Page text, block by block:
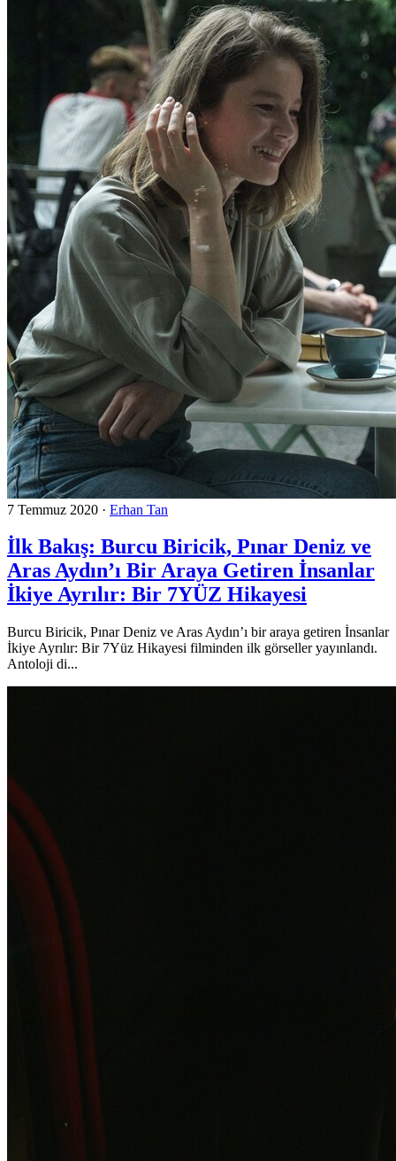
7 Temmuz 2020 · Erhan Tan
İlk Bakış: Burcu Biricik, Pınar Deniz ve
Aras Aydın’ı Bir Araya Getiren İnsanlar
İkiye Ayrılır: Bir 7YÜZ Hikayesi
Burcu Biricik, Pınar Deniz ve Aras Aydın’ı bir araya getiren İnsanlar
İkiye Ayrılır: Bir 7Yüz Hikayesi filminden ilk görseller yayınlandı.
Antoloji di...